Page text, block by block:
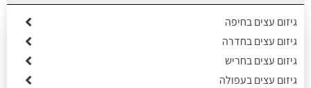
גיזום עצים בחיפה
גיזום עצים בחדרה
גיזום עצים בחריש
גיזום עצים בעפולה